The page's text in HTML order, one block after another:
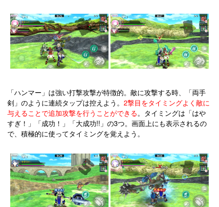
「ハンマー」は強い打撃攻撃が特徴的。敵に攻撃する時、「両手
剣」のように連続タップは控えよう。 2撃目をタイミングよく敵に
与えることで追加攻撃を行うことができる。タイミングは「はや
すぎ！」「成功！」「大成功!!」の3つ。画面上にも表示されるの
で、積極的に使ってタイミングを覚えよう。